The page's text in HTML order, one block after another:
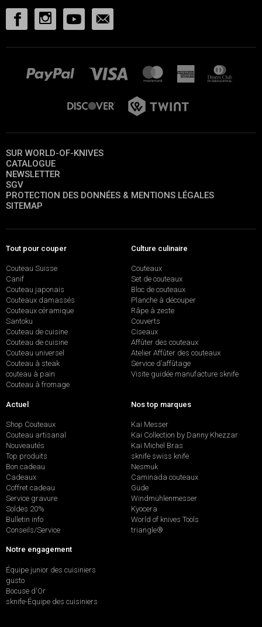
SUR WORLD-OF-KNIVES
CATALOGUE
NEWSLETTER
SGV
PROTECTION DES DONNÉES & MENTIONS LÉGALES
SITEMAP
Tout pour couper
Couteau Suisse
Canif
Couteau japonais
Couteaux damassés
Couteaux céramique
Santoku
Couteau de cuisine
Couteau de cuisine
Couteau universel
Couteau à steak
couteau à pain
Couteau à fromage
Culture culinaire
Couteaux
Set de couteaux
Bloc de couteaux
Planche à découper
Râpe à zeste
Couverts
Ciseaux
Affûter des couteaux
Atelier Affûter des couteaux
Service d’affûtage
Visite guidée manufacture sknife
Actuel
Shop Couteaux
Couteau artisanal
Nouveautés
Top produits
Bon cadeau
Cadeaux
Coffret cadeau
Service gravure
Soldes 20%
Bulletin info
Conseils/Service
Nos top marques
Kai Messer
Kai Collection by Danny Khezzar
Kai Michel Bras
sknife swiss knife
Nesmuk
Caminada couteaux
Güde
Windmühlenmesser
Kyocera
World of knives Tools
triangle®
Notre engagement
Équipe junior des cuisiniers
gusto
Bocuse d'Or
sknife-Équipe des cuisiniers